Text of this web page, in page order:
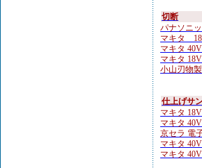
切断
パナソニ
マキタ
マキタ
マキタ
小山刃物
仕上げサ
マキタ
マキタ
京セラ 電
マキタ
マキタ